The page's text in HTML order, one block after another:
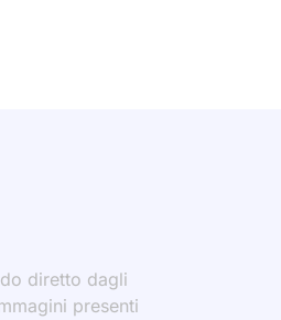
diretto dagli
presenti